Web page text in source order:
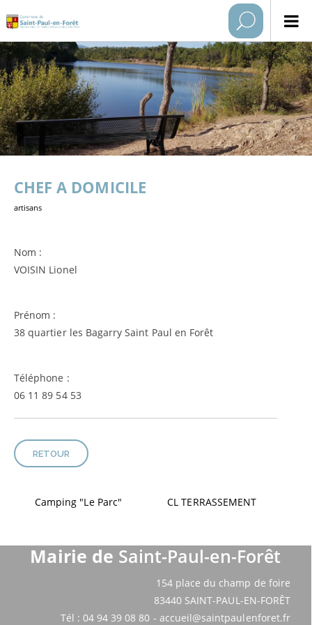
CHEF A DOMICILE
artisans
Nom :
VOISIN Lionel
Prénom :
38 quartier les Bagarry Saint Paul en Forêt
Téléphone :
06 11 89 54 53
RETOUR
Camping "Le Parc" CL TERRASSEMENT
Mairie de Saint-Paul-en-Forêt
154 place du champ de foire
83440 SAINT-PAUL-EN-FORÊT
Tél : 04 94 39 08 80 - accueil@saintpaulenforet.fr